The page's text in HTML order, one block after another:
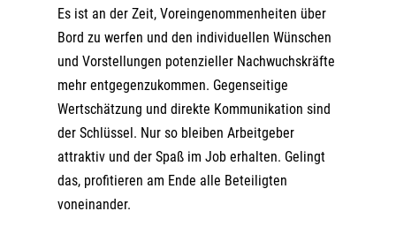
Es ist an der Zeit, Voreingenommenheiten über
Bord zu werfen und den individuellen Wünschen
und Vorstellungen potenzieller Nachwuchskräfte
mehr entgegenzukommen. Gegenseitige
Wertschätzung und direkte Kommunikation sind
der Schlüssel. Nur so bleiben Arbeitgeber
attraktiv und der Spaß im Job erhalten. Gelingt
das, profitieren am Ende alle Beteiligten
voneinander.